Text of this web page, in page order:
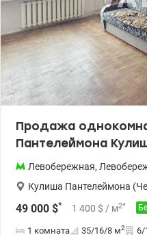
valion.ua/1152268
Продажа
Пантелеймона
Левобережная,
Кулиша Пантелеймона
49 000 $* 1 400 $ / м2*
1 комната 35/16/8 м2 6/